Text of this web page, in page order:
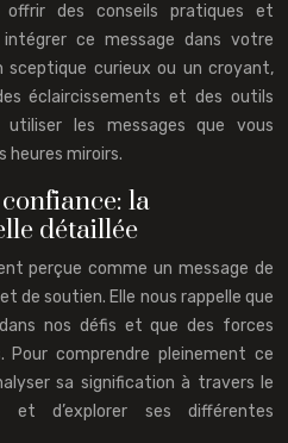
des conseils pratiques et
ce message dans votre
sceptique curieux ou un croyant,
éclaircissements et des outils
les messages que vous
heures miroirs.
la
détaillée
perçue comme un message de
de soutien. Elle nous rappelle que
nos défis et que des forces
Pour comprendre pleinement ce
sa signification à travers le
et d’explorer ses différentes